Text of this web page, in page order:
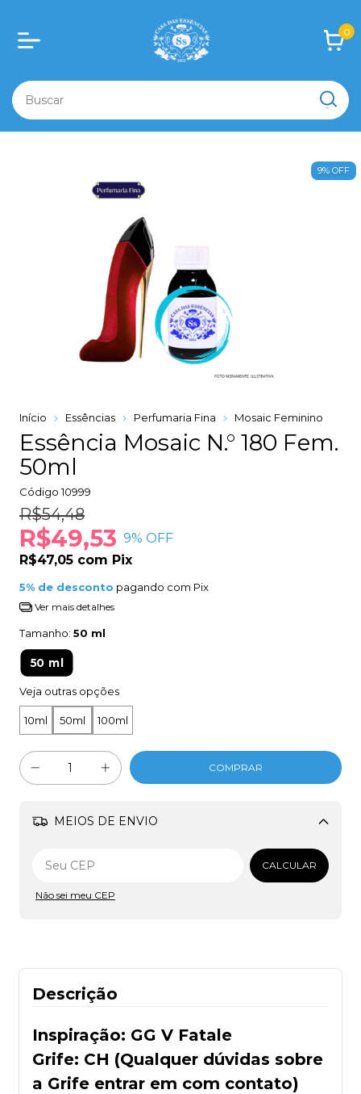
0
9% OFF
Início Essências Perfumaria Fina Mosaic Feminino
Essência Mosaic N.° 180 Fem.
50ml
Código 10999
R$54,48
R$49,53 9% OFF
R$47,05 com Pix
5% de desconto pagando com Pix
Ver mais detalhes
Tamanho: 50 ml
50 ml
Veja outras opções
10ml 50ml 100ml
MEIOS DE ENVIO
Alterar CEP
CALCULAR
Não sei meu CEP
Descrição
Inspiração: GG V Fatale
Grife: CH (Qualquer dúvidas sobre
a Grife entrar em com contato)